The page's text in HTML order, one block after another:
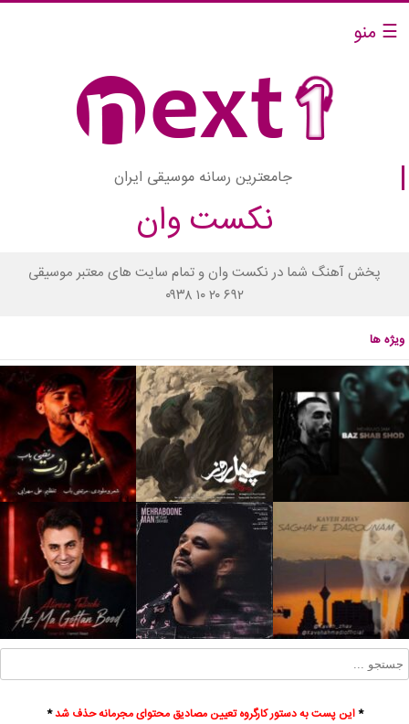
☰ منو
جامعترین رسانه موسیقی ایران
نکست وان
پخش آهنگ شما در نکست وان و تمام سایت های معتبر موسیقی
۰۹۳۸ ۱۰ ۲۰ ۶۹۲
ویژه ها
*این پست به دستور کارگروه تعیین مصادیق محتوای مجرمانه حذف شد*